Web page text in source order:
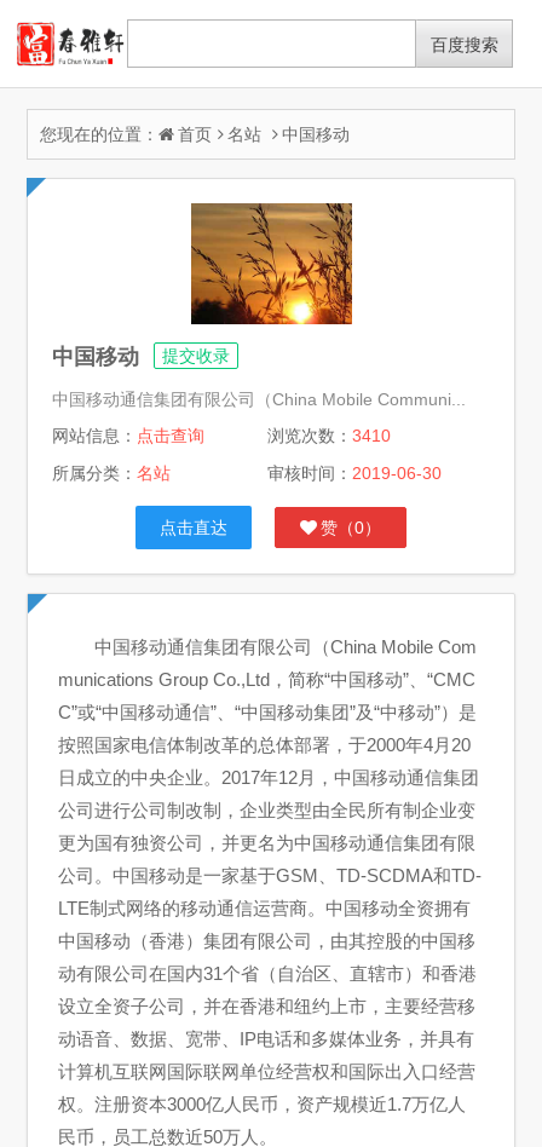
您现在的位置： 首页 名站 中国移动
中国移动 提交收录
中国移动通信集团有限公司（China Mobile Communi...
网站信息： 点击查询 浏览次数： 3410
所属分类：名站 审核时间： 2019-06-30
点击直达 赞（0）
中国移动通信集团有限公司（China Mobile Com
munications Group Co.,Ltd，简称“中国移动”、“CMC
C”或“中国移动通信”、“中国移动集团”及“中移动”）是
按照国家电信体制改革的总体部署，于2000年4月20
日成立的中央企业。2017年12月，中国移动通信集团
公司进行公司制改制，企业类型由全民所有制企业变
更为国有独资公司，并更名为中国移动通信集团有限
公司。中国移动是一家基于GSM、TD-SCDMA和TD-
LTE制式网络的移动通信运营商。中国移动全资拥有
中国移动（香港）集团有限公司，由其控股的中国移
动有限公司在国内31个省（自治区、直辖市）和香港
设立全资子公司，并在香港和纽约上市，主要经营移
动语音、数据、宽带、IP电话和多媒体业务，并具有
计算机互联网国际联网单位经营权和国际出入口经营
权。注册资本3000亿人民币，资产规模近1.7万亿人
民币，员工总数近50万人。